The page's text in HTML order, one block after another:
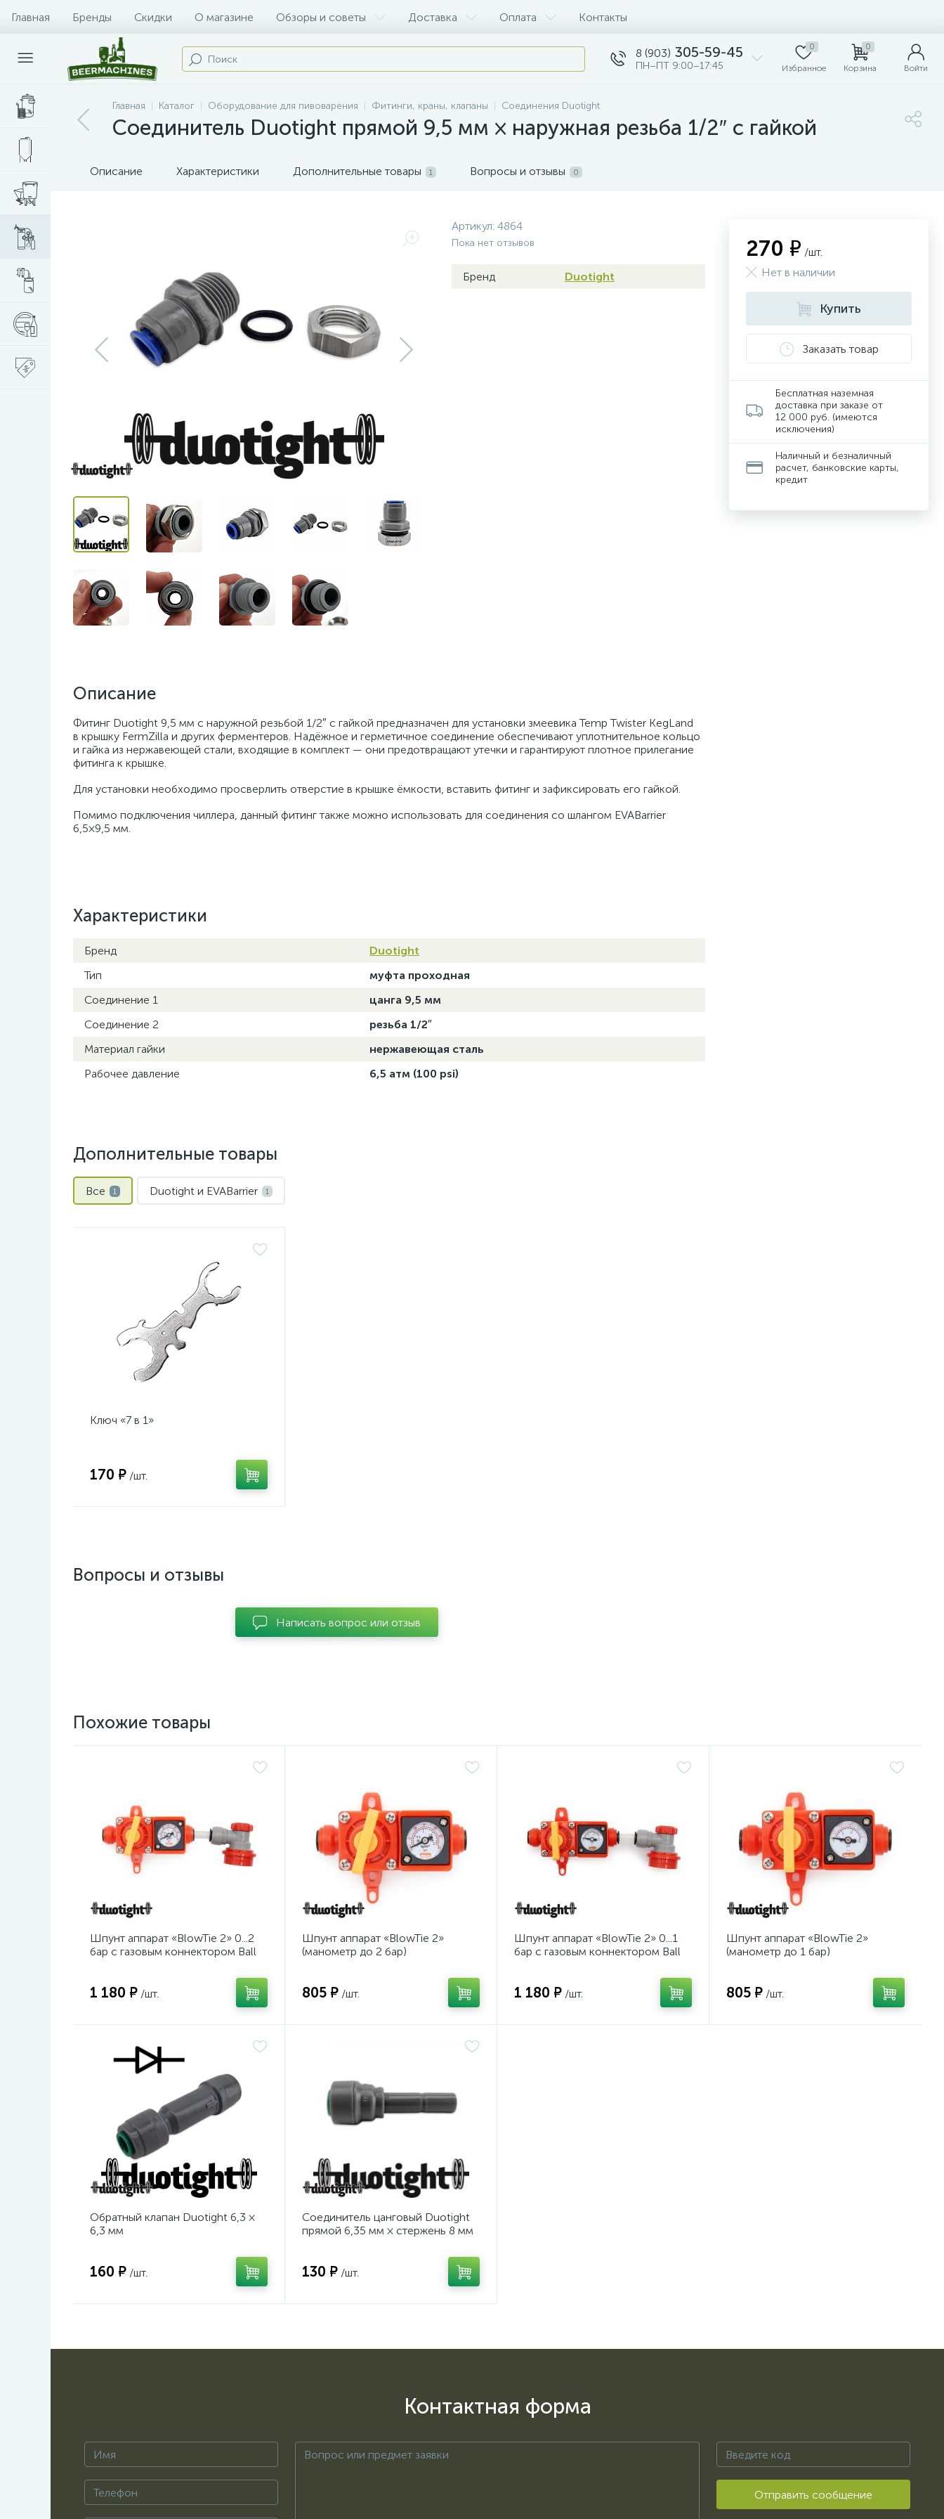
Главная Бренды Скидки О магазине Обзоры и советы Доставка Оплата Контакты
8 (903) 305-59-45
ПН–ПТ 9:00–17:45
0
Избранное
0
Корзина Войти
Главная Каталог Оборудование для пивоварения Фитинги, краны, клапаны Соединения Duotight
Соединитель Duotight прямой 9,5 мм × наружная резьба 1/2″ с гайкой
Описание Характеристики Дополнительные товары 1 Вопросы и отзывы 0
Артикул: 4864
Пока нет отзывов
Бренд Duotight
Описание
Фитинг Duotight 9,5 мм с наружной резьбой 1/2″ с гайкой предназначен для установки змеевика Temp Twister KegLand
в крышку FermZilla и других ферментеров. Надёжное и герметичное соединение обеспечивают уплотнительное кольцо
и гайка из нержавеющей стали, входящие в комплект — они предотвращают утечки и гарантируют плотное прилегание
фитинга к крышке.
Для установки необходимо просверлить отверстие в крышке ёмкости, вставить фитинг и зафиксировать его гайкой.
Помимо подключения чиллера, данный фитинг также можно использовать для соединения со шлангом EVABarrier
6,5×9,5 мм.
Характеристики
Бренд
Duotight
Тип
муфта проходная
Соединение 1
цанга 9,5 мм
Соединение 2
резьба 1/2″
Материал гайки
нержавеющая сталь
Рабочее давление
6,5 атм (100 psi)
270 ₽ /шт.
Нет в наличии
Купить
Заказать товар
Бесплатная наземная
доставка при заказе от
12 000 руб. (имеются
исключения)
Наличный и безналичный
расчет, банковские карты,
кредит
Дополнительные товары
Все 1 Duotight и EVABarrier 1
Ключ «7 в 1»
170 ₽ /шт.
Вопросы и отзывы
Написать вопрос или отзыв
Похожие товары
Шпунт аппарат «BlowTie 2» 0...2
бар с газовым коннектором Ball
1 180 ₽ /шт.
Шпунт аппарат «BlowTie 2»
(манометр до 2 бар)
805 ₽ /шт.
Шпунт аппарат «BlowTie 2» 0...1
бар с газовым коннектором Ball
1 180 ₽ /шт.
Шпунт аппарат «BlowTie 2»
(манометр до 1 бар)
805 ₽ /шт.
Обратный клапан Duotight 6,3 ×
6,3 мм
160 ₽ /шт.
Соединитель цанговый Duotight
прямой 6,35 мм × стержень 8 мм
130 ₽ /шт.
Контактная форма
Отправить сообщение